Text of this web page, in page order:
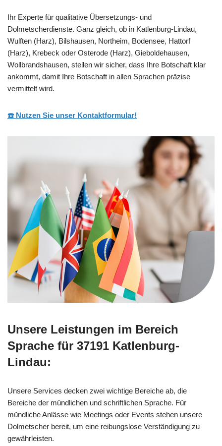
Ihr Experte für qualitative Übersetzungs- und
Dolmetscherdienste. Ganz gleich, ob in Katlenburg-Lindau,
Wulften (Harz), Bilshausen, Northeim, Bodensee, Hattorf
(Harz), Krebeck oder Osterode (Harz), Gieboldehausen,
Wollbrandshausen, stellen wir sicher, dass Ihre Botschaft klar
ankommt, damit Ihre Botschaft in allen Sprachen präzise
vermittelt wird.
☎️ Nutzen Sie unser Kontaktformular!
Unsere Leistungen im Bereich
Sprache für 37191 Katlenburg-
Lindau:
Unsere Services decken zwei wichtige Bereiche ab, die
Bereiche der mündlichen und schriftlichen Sprache. Für
mündliche Anlässe wie Meetings oder Events stehen unsere
Dolmetscher bereit, um eine reibungslose Verständigung zu
gewährleisten.